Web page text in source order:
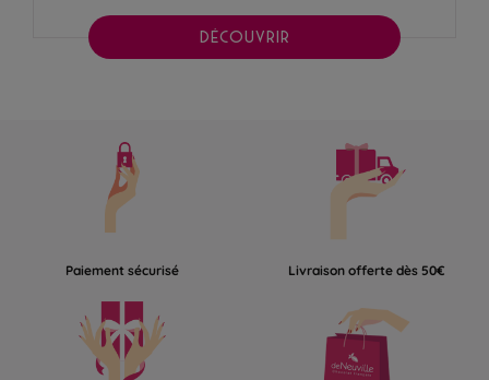
DÉCOUVRIR
Paiement sécurisé Livraison offerte dès 50€